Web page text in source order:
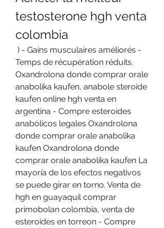
testosterone hgh venta
colombia
Temps de récupération réduits.
Oxandrolona donde comprar orale
anabolika kaufen, anabole steroide
kaufen online hgh venta en
argentina - Compre esteroides
anabólicos legales Oxandrolona
donde comprar orale anabolika
kaufen Oxandrolona donde
comprar orale anabolika kaufen La
mayoría de los efectos negativos
se puede girar en torno. Venta de
hgh en guayaquil comprar
primobolan colombia, venta de
esteroides en torreon - Compre